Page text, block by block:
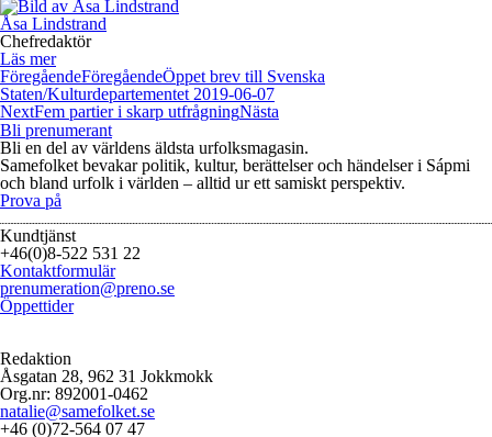
Åsa Lindstrand
Chefredaktör
Läs mer
FöregåendeFöregåendeÖppet brev till Svenska
Staten/Kulturdepartementet 2019-06-07
NextFem partier i skarp utfrågningNästa
Bli prenumerant
Bli en del av världens äldsta urfolksmagasin.
Samefolket bevakar politik, kultur, berättelser och händelser i Sápmi
och bland urfolk i världen – alltid ur ett samiskt perspektiv.
Prova på
Kundtjänst
+46(0)8-522 531 22
Kontaktformulär
prenumeration@preno.se
Öppettider
Redaktion
Åsgatan 28, 962 31 Jokkmokk
Org.nr: 892001-0462
natalie@samefolket.se
+46 (0)72-564 07 47